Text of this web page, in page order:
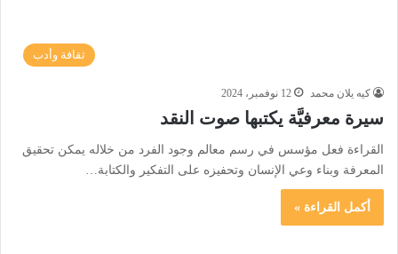
ثقافة وأدب
كيه يلان محمد 12 نوفمبر، 2024
سيرة معرفيَّة يكتبها صوت النقد
القراءة فعل مؤسس في رسم معالم وجود الفرد من خلاله يمكن تحقيق
المعرفة وبناء وعي الإنسان وتحفيزه على التفكير والكتابة…
أكمل القراءة »